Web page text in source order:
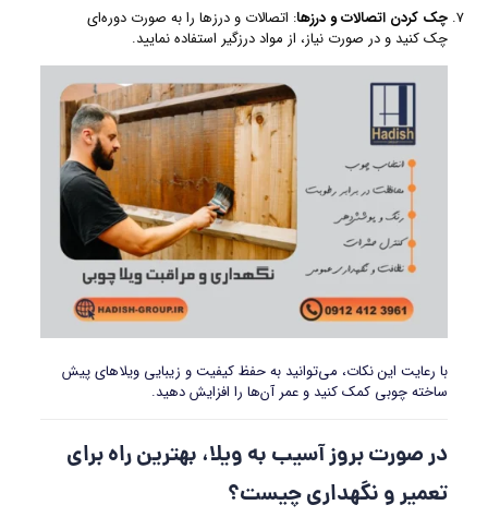
چک کردن اتصالات و درزها: اتصالات و درزها را به صورت دوره‌ای
چک کنید و در صورت نیاز، از مواد درزگیر استفاده نمایید.
با رعایت این نکات، می‌توانید به حفظ کیفیت و زیبایی ویلاهای پیش
ساخته چوبی کمک کنید و عمر آن‌ها را افزایش دهید.
در صورت بروز آسیب به ویلا، بهترین راه برای
تعمیر و نگهداری چیست؟